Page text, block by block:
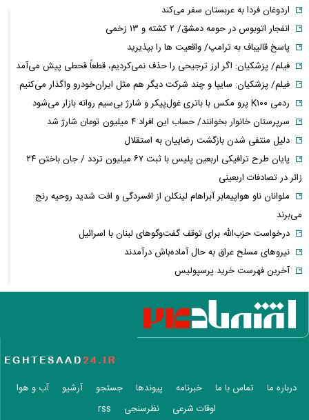
اردوغان فردا به عربستان سفر می‌کند
انفجار اتوبوس در حومه دمشق/ ۲ کشته و ۱۳ زخمی
پاسخ قالیباف به ترامپ/ واقعیت ها را بپذیرید
فیلم/ پزشکیان: اگر ارز ترجیحی را حذف نمی‌کردیم، قطعاً قحطی پیش می‌آمد
فیلم/ پزشکیان: سایپا و چند شرکت دیگر هم مثل ایران‌خودرو واگذار می‌کنیم
ردمی K۱۰۰ پرو مکس با باتری غول‌پیکر و شارژ بی‌سیم روانه بازار می‌شود
سرپرستان خانوار بخوانند/ حساب این افراد ۴ میلیون تومان شارژ شد
دلیل منتفی شدن بازگشت رضاییان به استقلال
پایان طرح ترافیکی اربعین پلیس با ثبت ۶۷ میلیون تردد / جان باختن ۲۴
زائر در تصادفات اربعینی
ملوانان ناو هواپیمابر آبراهام لینکلن از افسردگی و افت شدید روحیه رنج
می‌برند
درخواست حزب‌الله برای توقف گفت‌وگوهای لبنان با اسرائیل
نیروهای مسلح عراق به حال آماده‌باش درآمدند
آخرین فهرست خرید پرسپولیس
روزنامه جمهوری اسلامی خواستار برخورد قضایی با باقر خرازی و نیلی شد
ضرغامی: تغییر ریل عین بصیرت است، فرصت سوزی نکنیم
تکذیب اعمال ضریب ۲.۷ برای اینترنت بین‌الملل از سوی سازمان تنظیم
الحدث: به زودی بیانیه‌ای مشترک از سوی عمان و ایران درباره «ایجاد یک
گذرگاه موقت در تنگه هرمز» منتشر می‌شود
درباره ما تماس با ما خبرنامه پیوندها جستجو آرشیو
آب و هوا
اوقات شرعی
نظرسنجی rss